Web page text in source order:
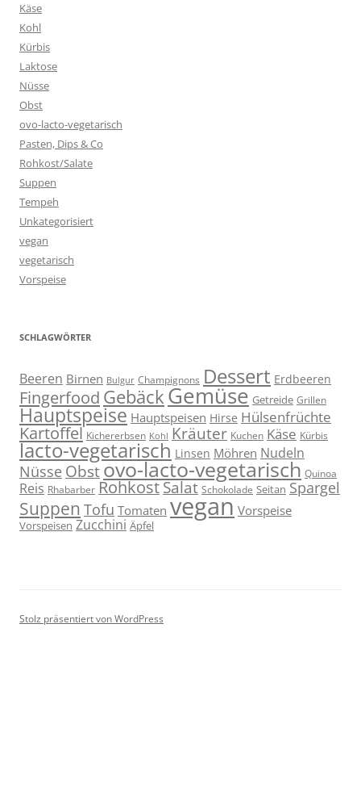
Käse
Kohl
Kürbis
Laktose
Nüsse
Obst
ovo-lacto-vegetarisch
Pasten, Dips & Co
Rohkost/Salate
Suppen
Tempeh
Unkategorisiert
vegan
vegetarisch
Vorspeise
SCHLAGWÖRTER
Beeren Birnen Bulgur Champignons Dessert Erdbeeren
Fingerfood Gebäck Gemüse Getreide Grillen
Hauptspeise Hauptspeisen Hirse Hülsenfrüchte
Kartoffel Kichererbsen Kohl Kräuter Kuchen Käse Kürbis
lacto-vegetarisch Linsen Möhren Nudeln
Nüsse Obstovo-lacto-vegetarisch Quinoa
Reis Rhabarber Rohkost Salat Schokolade Seitan Spargel
Suppen Tofu Tomaten vegan Vorspeise
Vorspeisen Zucchini Äpfel
Stolz präsentiert von WordPress